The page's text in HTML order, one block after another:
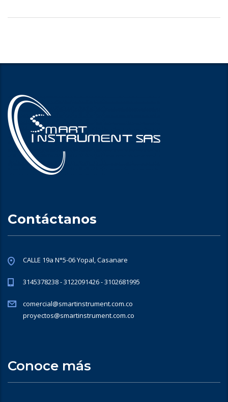
Contáctanos
CALLE 19a N°5-06 Yopal, Casanare
3145378238 - 3122091426 - 3102681995
comercial@smartinstrument.com.co
proyectos@smartinstrument.com.co
Conoce más